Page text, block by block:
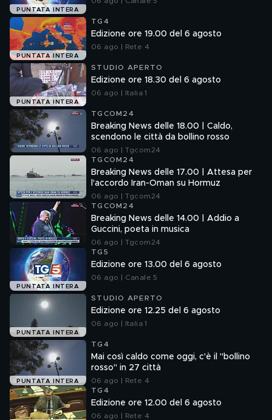
PUNTATA INTERA
PUNTATA INTERA
TG4
Edizione ore 19.00 del 6 agosto
06 ago | Rete 4
PUNTATA INTERA
STUDIO APERTO
Edizione ore 18.30 del 6 agosto
06 ago | Italia 1
TGCOM24
Breaking News delle 18.00 | Caldo,
scendono le città da bollino rosso
06 ago | Tgcom24
TGCOM24
Breaking News delle 17.00 | Attesa per
l'accordo Iran-Oman su Hormuz
06 ago | Tgcom24
TGCOM24
Breaking News delle 14.00 | Addio a
Guccini, poeta in musica
06 ago | Tgcom24
PUNTATA INTERA
TG5
Edizione ore 13.00 del 6 agosto
06 ago | Canale 5
PUNTATA INTERA
STUDIO APERTO
Edizione ore 12.25 del 6 agosto
06 ago | Italia 1
PUNTATA INTERA
TG4
Mai così caldo come oggi, c'è il "bollino
rosso" in 27 città
06 ago | Rete 4
TG4
Edizione ore 12.00 del 6 agosto
06 ago | Rete 4